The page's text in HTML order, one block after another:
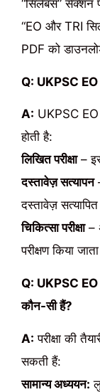
“सिलेबस” सेक्शन
“EO और TRI
PDF को
Q: UKPSC EO
A: UKPSC EO
होती है:
लिखित परीक्षा–
दस्तावेज़ सत्यापन
दस्तावेज़
चिकित्सा परीक्षा–
परीक्षण किया
Q: UKPSC EO
कौन-सी हैं?
A: परीक्षा की
सकती हैं:
सामान्य अध्ययन: